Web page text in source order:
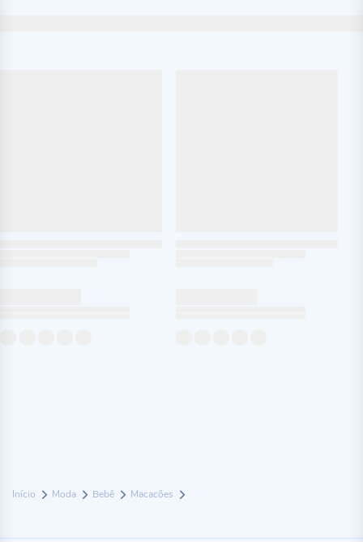
Início Moda Bebê Macacões